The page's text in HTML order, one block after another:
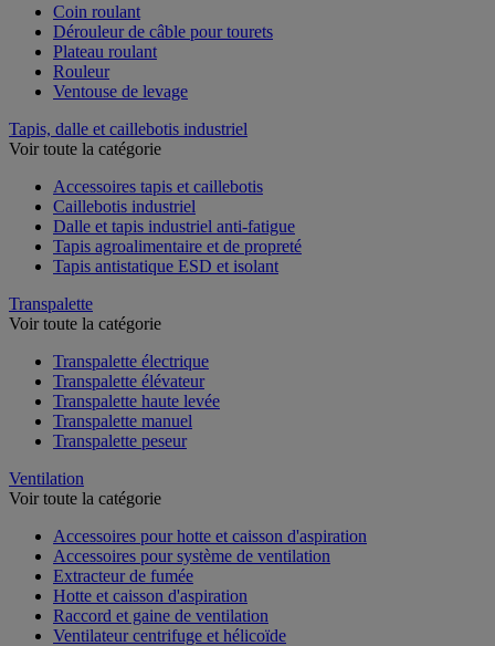
Coin roulant
Dérouleur de câble pour tourets
Plateau roulant
Rouleur
Ventouse de levage
Tapis, dalle et caillebotis industriel
Voir toute la catégorie
Accessoires tapis et caillebotis
Caillebotis industriel
Dalle et tapis industriel anti-fatigue
Tapis agroalimentaire et de propreté
Tapis antistatique ESD et isolant
Transpalette
Voir toute la catégorie
Transpalette électrique
Transpalette élévateur
Transpalette haute levée
Transpalette manuel
Transpalette peseur
Ventilation
Voir toute la catégorie
Accessoires pour hotte et caisson d'aspiration
Accessoires pour système de ventilation
Extracteur de fumée
Hotte et caisson d'aspiration
Raccord et gaine de ventilation
Ventilateur centrifuge et hélicoïde